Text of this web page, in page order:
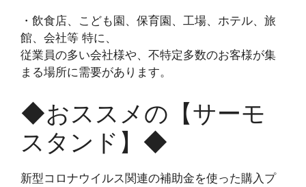
・飲食店、こども園、保育園、工場、ホテル、旅
館、会社等 特に、
従業員の多い会社様や、不特定多数のお客様が集
まる場所に需要があります。
◆おススメの【サーモ
スタンド】◆
新型コロナウイルス関連の補助金を使った購入プ